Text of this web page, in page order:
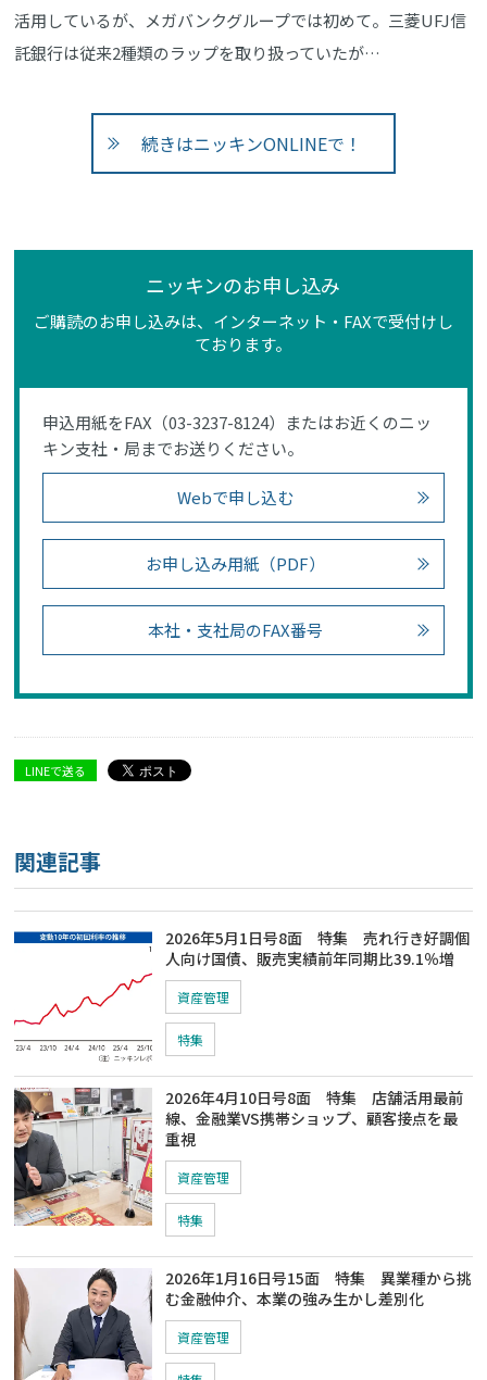
活用しているが、メガバンクグループでは初めて。三菱UFJ信
託銀行は従来2種類のラップを取り扱っていたが…
続きはニッキンONLINEで！
ニッキンのお申し込み
ご購読のお申し込みは、インターネット・FAXで受付けし
ております。
申込用紙をFAX（03-3237-8124）またはお近くのニッ
キン支社・局までお送りください。
Webで申し込む
お申し込み用紙（PDF）
本社・支社局のFAX番号
LINEで送る
関連記事
2026年5月1日号8面 特集 売れ行き好調個
人向け国債、販売実績前年同期比39.1％増
資産管理
特集
2026年4月10日号8面 特集 店舗活用最前
線、金融業VS携帯ショップ、顧客接点を最
重視
資産管理
特集
2026年1月16日号15面 特集 異業種から挑
む金融仲介、本業の強み生かし差別化
資産管理